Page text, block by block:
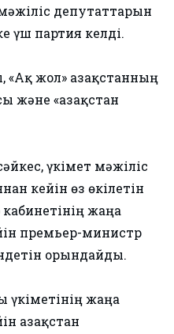
депутаттарын
үш партия келді.
«Ақ жол» Қазақстанның
және «Қазақстан
үкімет мәжіліс
кейін өз өкілетін
жаңа
премьер-министр
орындайды.
үкіметінің жаңа
Қазақстан